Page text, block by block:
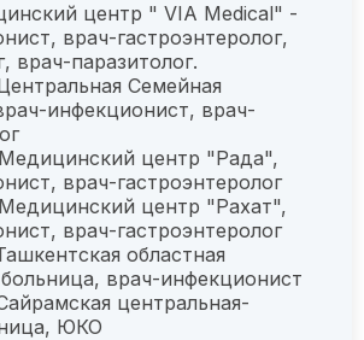
центр " VIA Medical" -
врач-гастроэнтеролог,
врач-паразитолог.
Семейная
инфекционист, врач-
Медицинский центр "Рада",
врач-гастроэнтеролог
Медицинский центр "Рахат",
врач-гастроэнтеролог
областная
врач-инфекционист
центральная-
ЮКО